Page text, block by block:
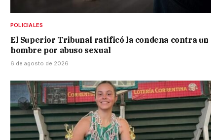
POLICIALES
El Superior Tribunal ratificó la condena contra un
hombre por abuso sexual
6 de agosto de 2026